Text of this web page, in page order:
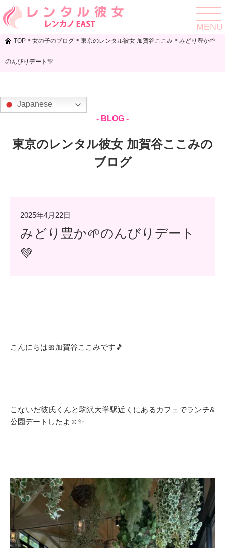
toggle
MENU
TOP > 女の子のブログ > 東京のレンタル彼女 加賀谷ここみ > みどり豊か🌱
のんびりデート💚
Japanese
- BLOG -
東京のレンタル彼女 加賀谷ここみの
ブログ
2025年4月22日
みどり豊か🌱のんびりデート
💚
こんにちは🎀加賀谷ここみです🎵
こないだ彼氏くんと駒沢大学駅近くにあるカフェでランチ&
公園デートしたよ☺️✨